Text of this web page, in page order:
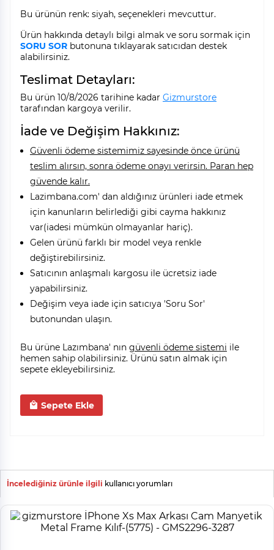
Bu ürünün renk: siyah, seçenekleri mevcuttur.
Ürün hakkında detaylı bilgi almak ve soru sormak için
SORU SOR butonuna tıklayarak satıcıdan destek
alabilirsiniz.
Teslimat Detayları:
Bu ürün 10/8/2026 tarihine kadar Gizmurstore
tarafından kargoya verilir.
İade ve Değişim Hakkınız:
Güvenli ödeme sistemimiz sayesinde önce ürünü
teslim alırsın, sonra ödeme onayı verirsin. Paran hep
güvende kalır.
Lazimbana.com' dan aldığınız ürünleri iade etmek
için kanunların belirlediği gibi cayma hakkınız
var(iadesi mümkün olmayanlar hariç).
Gelen ürünü farklı bir model veya renkle
değiştirebilirsiniz.
Satıcının anlaşmalı kargosu ile ücretsiz iade
yapabilirsiniz.
Değişim veya iade için satıcıya 'Soru Sor'
butonundan ulaşın.
Bu ürüne Lazımbana' nın güvenli ödeme sistemi ile
hemen sahip olabilirsiniz. Ürünü satın almak için
sepete ekleyebilirsiniz.
Sepete Ekle
İncelediğiniz ürünle ilgili kullanıcı yorumları